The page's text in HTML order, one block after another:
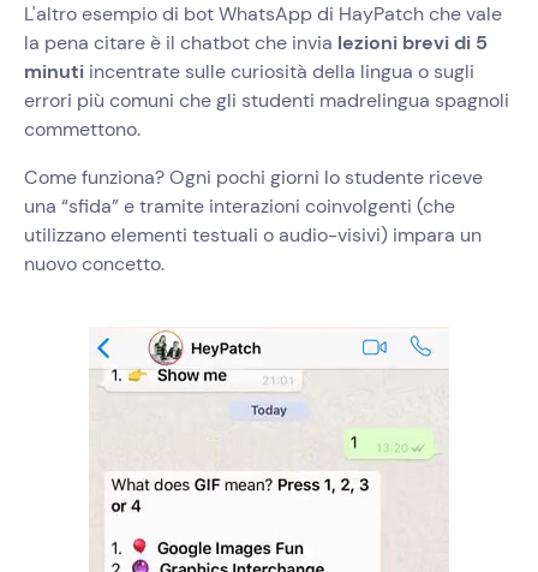
L'altro esempio di bot WhatsApp di HayPatch che vale
la pena citare è il chatbot che invia lezioni brevi di 5
minuti incentrate sulle curiosità della lingua o sugli
errori più comuni che gli studenti madrelingua spagnoli
commettono.
Come funziona? Ogni pochi giorni lo studente riceve
una “sfida” e tramite interazioni coinvolgenti (che
utilizzano elementi testuali o audio-visivi) impara un
nuovo concetto.